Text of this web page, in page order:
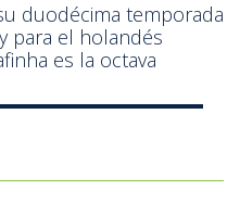
duodécima temporada
para el holandés
es la octava